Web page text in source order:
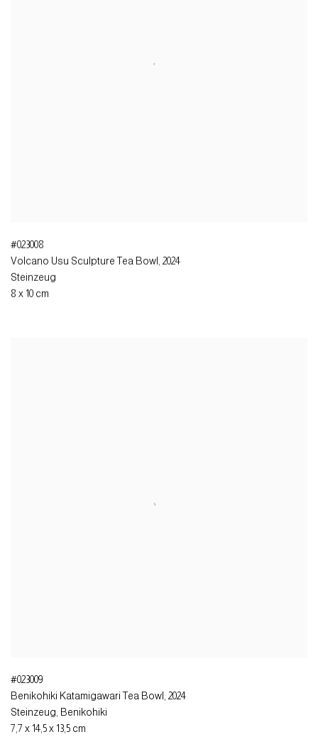
#023008
Volcano Usu Sculpture Tea Bowl , 2024
Steinzeug
8 x 10 cm
#023009
Benikohiki Katamigawari Tea Bowl 2024
Steinzeug, Benikohiki
7,7 x 14,5 x 13,5 cm